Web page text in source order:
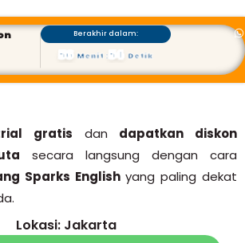
Berakhir dalam:
56 Menit: 53 Detik
gratis dan dapatkan diskon
secara langsung dengan cara
Sparks Englishyang paling dekat
Lokasi: Jakarta